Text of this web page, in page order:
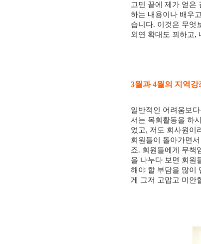
고민 끝에 제가 얻은
하는 내용이나 배우
습니다. 이것은 무엇
외연 확대도 꾀하고,
3월과4월의 지역강
일반적인 어려움보
서는 목회활동을 하
었고, 저도 회사원이
회원들이 돌아가면
죠. 회원들에게 무책
을 나누다 보면 회원
해야 할 부담을 많이
게 그저 고맙고 미안